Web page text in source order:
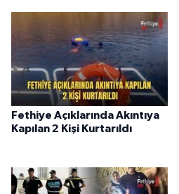
Fethiye Açıklarında Akıntıya
Kapılan 2 Kişi Kurtarıldı